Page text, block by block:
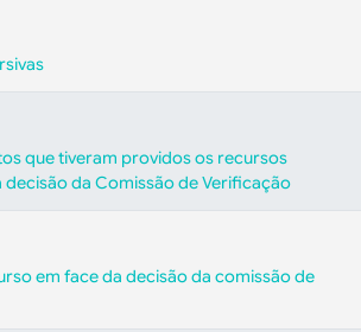
que tiveram providos os recursos
da Comissão de Verificação
em face da decisão da comissão de